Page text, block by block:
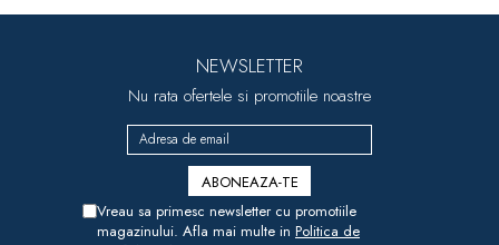
NEWSLETTER
Nu rata ofertele si promotiile noastre
Vreau sa primesc newsletter cu promotiile
magazinului. Afla mai multe in Politica de